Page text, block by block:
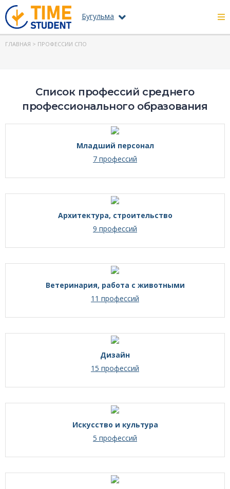
Бугульма
ГЛАВНАЯ > ПРОФЕССИИ СПО
Список профессий среднего
профессионального образования
Младший персонал
7 профессий
Архитектура, строительство
9 профессий
Ветеринария, работа с животными
11 профессий
Дизайн
15 профессий
Искусство и культура
5 профессий